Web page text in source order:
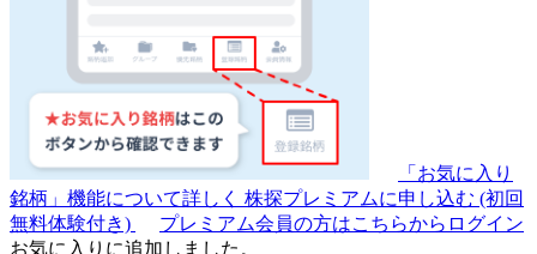
「お気に入り
銘柄」機能について詳しく 株探プレミアムに申し込む (初回
無料体験付き)
プレミアム会員の方はこちらからログイン
お気に入りに追加しました。